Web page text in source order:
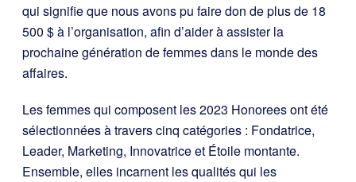
qui signifie que nous avons pu faire don de plus de 18
500 $ à l’organisation, afin d’aider à assister la
prochaine génération de femmes dans le monde des
affaires.
Les femmes qui composent les 2023 Honorees ont été
sélectionnées à travers cinq catégories : Fondatrice,
Leader, Marketing, Innovatrice et Étoile montante.
Ensemble, elles incarnent les qualités qui les